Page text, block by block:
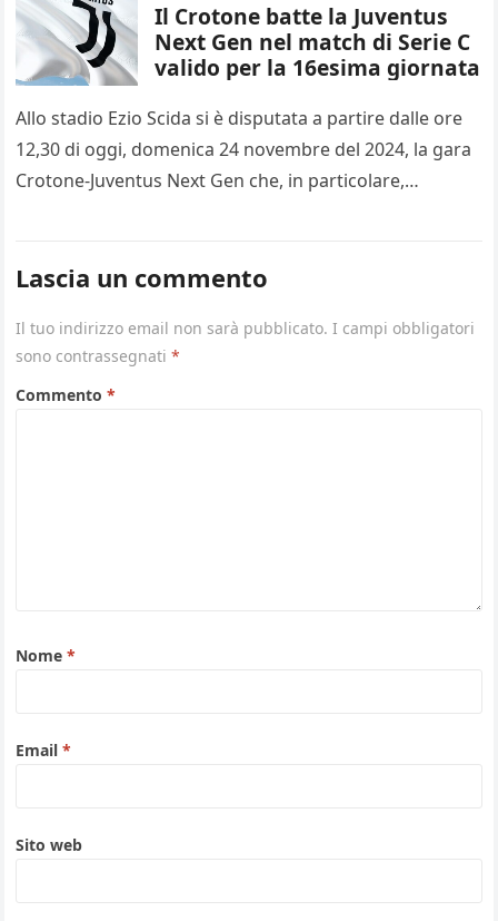
Il Crotone batte la Juventus
Next Gen nel match di Serie C
valido per la 16esima giornata
Allo stadio Ezio Scida si è disputata a partire dalle ore
12,30 di oggi, domenica 24 novembre del 2024, la gara
Crotone-Juventus Next Gen che, in particolare,…
Lascia un commento
Il tuo indirizzo email non sarà pubblicato. I campi obbligatori
sono contrassegnati*
Commento*
Nome*
Email*
Sito web